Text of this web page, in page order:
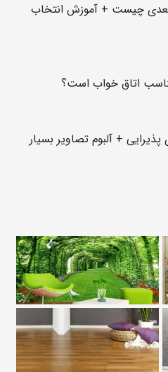
چیست + آموزش انتخاب
اتاق خواب است؟
پذیرایی + آلبوم تصاویر بسیار